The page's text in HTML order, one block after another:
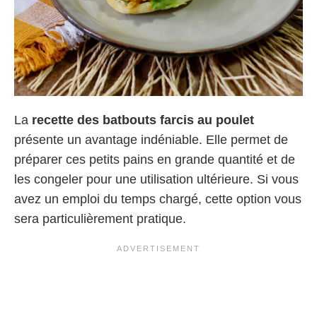
La recette des batbouts farcis au poulet
présente un avantage indéniable. Elle permet de
préparer ces petits pains en grande quantité et de
les congeler pour une utilisation ultérieure. Si vous
avez un emploi du temps chargé, cette option vous
sera particulièrement pratique.